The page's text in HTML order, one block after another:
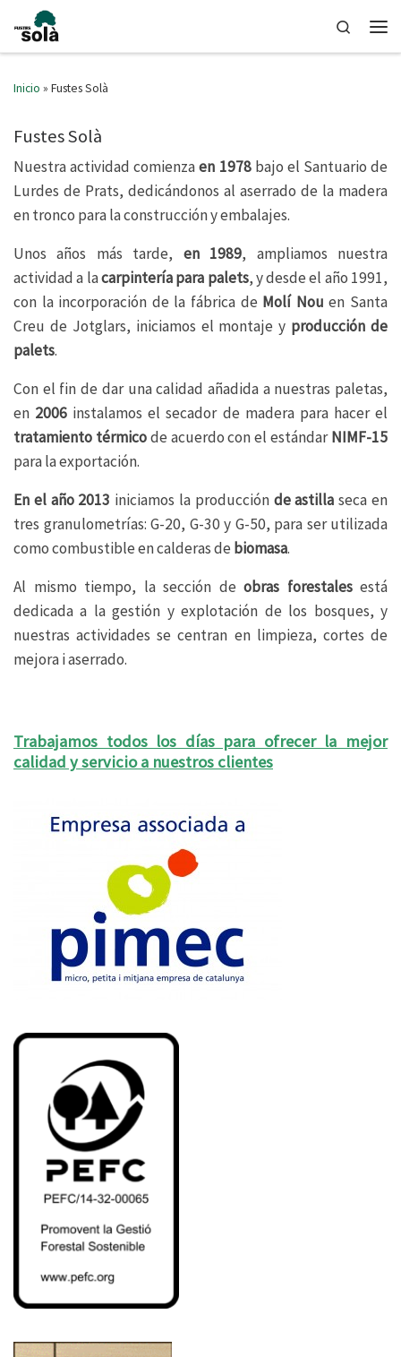
Saltar al contenido
Search
Inicio » Fustes Solà
Fustes Solà
Nuestra actividad comienzaen 1978bajo el Santuario de
Lurdes de Prats, dedicándonos al aserrado de la madera
en tronco para la construcción y embalajes.
Unos años más tarde, en 1989, ampliamos nuestra
actividad a lacarpintería para palets, y desde el año 1991,
con la incorporación de la fábrica de Molí Nou en Santa
Creu de Jotglars, iniciamos el montaje y producción de
palets.
Con el fin de dar una calidad añadida a nuestras paletas,
en 2006 instalamos el secador de madera para hacer el
tratamiento térmicode acuerdo con el estándarNIMF-15
para la exportación.
En el año 2013 iniciamos la producciónde astilla seca en
tres granulometrías: G-20, G-30 y G-50, para ser utilizada
como combustible en calderas de biomasa.
Al mismo tiempo, la sección de obras forestalesestá
dedicada a la gestión y explotación de los bosques, y
nuestras actividades se centran en limpieza, cortes de
mejora i aserrado.
Trabajamos todos los días para ofrecer la mejor
calidad y servicio a nuestros clientes